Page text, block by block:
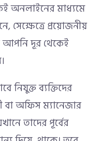
অনলাইনের মাধ্যমে
প্রয়োজনীয়
আপনি দূর থেকেই
নিযুক্ত ব্যক্তিদের
বা অফিস ম্যানেজার
তাদের পূর্বের